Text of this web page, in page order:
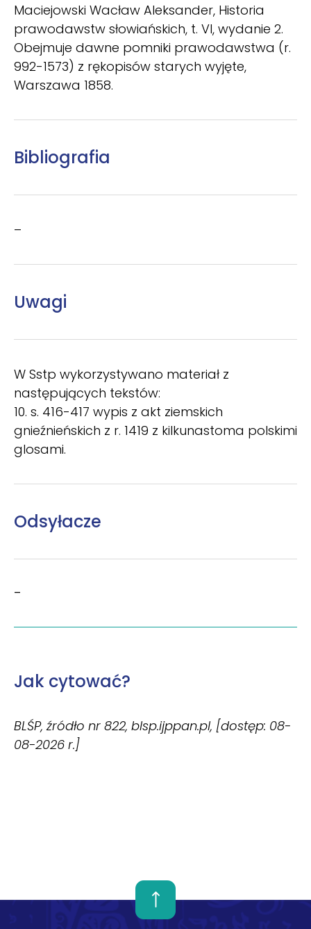
Maciejowski Wacław Aleksander, Historia
prawodawstw słowiańskich, t. VI, wydanie 2.
Obejmuje dawne pomniki prawodawstwa (r.
992-1573) z rękopisów starych wyjęte,
Warszawa 1858.
Bibliografia
–
Uwagi
W Sstp wykorzystywano materiał z
następujących tekstów:
10. s. 416-417 wypis z akt ziemskich
gnieźnieńskich z r. 1419 z kilkunastoma polskimi
glosami.
Odsyłacze
–
Jak cytować?
BLŚP, źródło nr 822, blsp.ijppan.pl, [dostęp: 08-
08-2026 r.]